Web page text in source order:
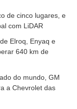
de cinco lugares, e
com LiDAR
Elroq, Enyaq e
640 km de
do mundo, GM
a Chevrolet das